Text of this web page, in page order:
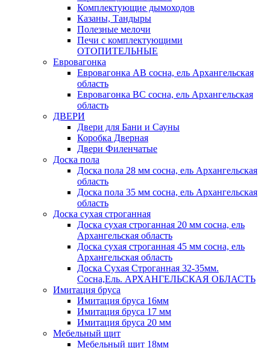
Комплектующие дымоходов
Казаны, Тандыры
Полезные мелочи
Печи с комплектующими
ОТОПИТЕЛЬНЫЕ
Евровагонка
Евровагонка АВ сосна, ель Архангельская
область
Евровагонка ВС сосна, ель Архангельская
область
ДВЕРИ
Двери для Бани и Сауны
Коробка Дверная
Двери Филенчатые
Доска пола
Доска пола 28 мм сосна, ель Архангельская
область
Доска пола 35 мм сосна, ель Архангельская
область
Доска сухая строганная
Доска сухая строганная 20 мм сосна, ель
Архангельская область
Доска сухая строганная 45 мм сосна, ель
Архангельская область
Доска Сухая Строганная 32-35мм.
Сосна,Ель. АРХАНГЕЛЬСКАЯ ОБЛАСТЬ
Имитация бруса
Имитация бруса 16мм
Имитация бруса 17 мм
Имитация бруса 20 мм
Мебельный щит
Мебельный щит 18мм